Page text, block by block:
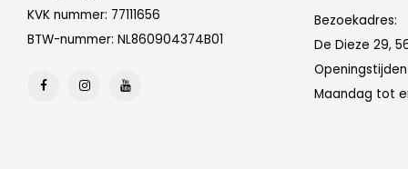
KVK nummer: 77111656
BTW-nummer: NL860904374B01
Bezoekadres:
De Dieze 29,
Maandag tot